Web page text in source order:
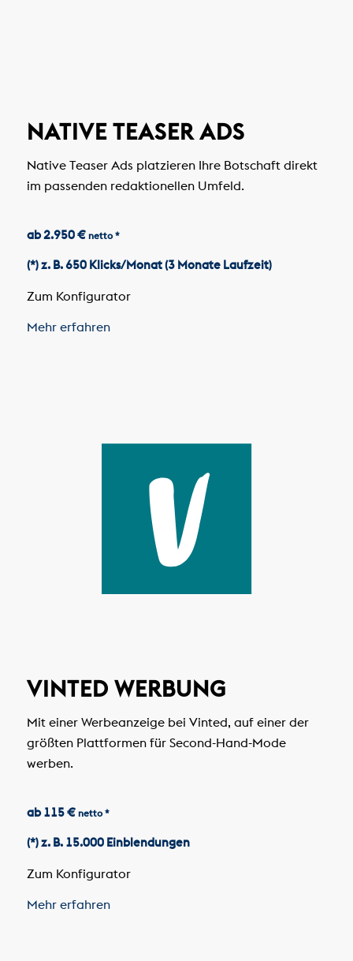
NATIVE TEASER ADS
Native Teaser Ads platzieren Ihre Botschaft direkt
im passenden redaktionellen Umfeld.
ab 2.950 € netto *
(*) z. B. 650 Klicks/Monat (3 Monate Laufzeit)
Zum Konfigurator
Mehr erfahren
VINTED WERBUNG
Mit einer Werbeanzeige bei Vinted, auf einer der
größten Plattformen für Second-Hand-Mode
werben.
ab 115 € netto *
(*) z. B. 15.000 Einblendungen
Zum Konfigurator
Mehr erfahren